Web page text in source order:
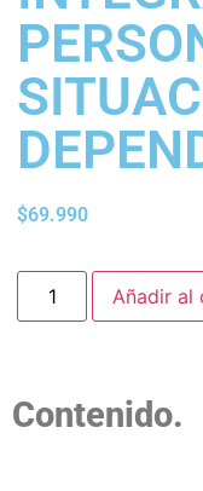
$69.990
Añadir al
Contenido.